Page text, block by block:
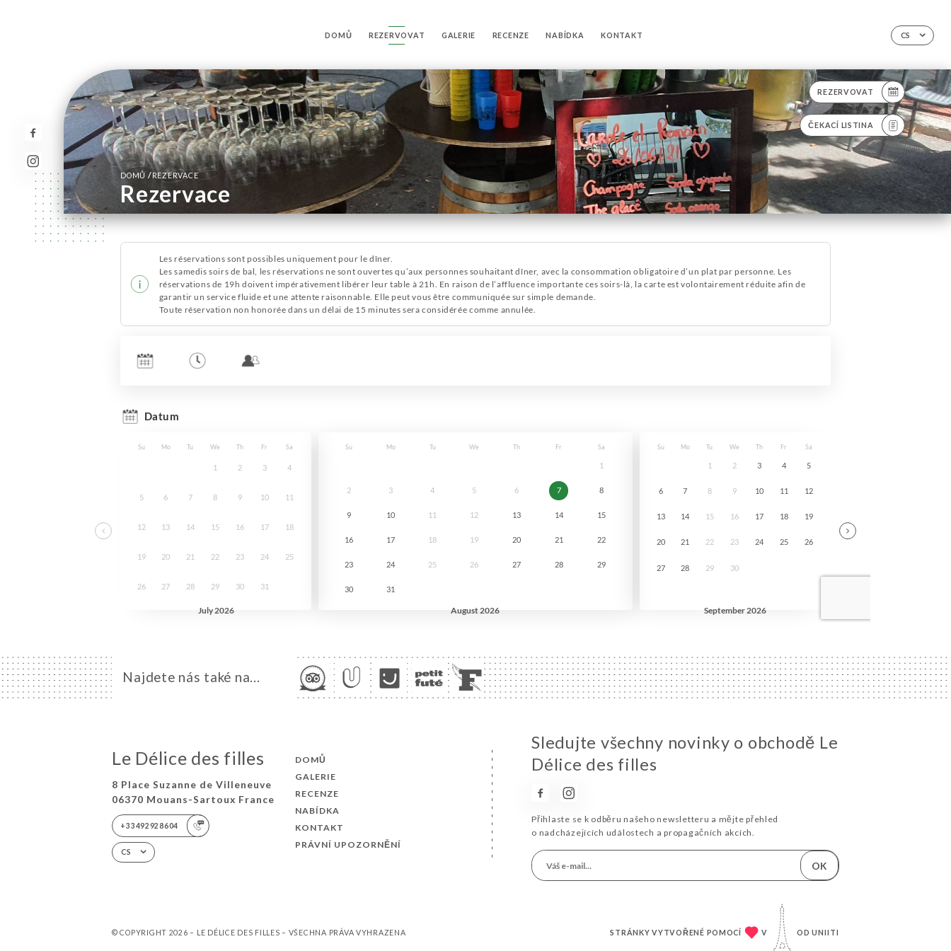
CS
DOMŮ REZERVOVAT GALERIE RECENZE NABÍDKA KONTAKT
REZERVOVAT
ČEKACÍ LISTINA
DOMŮ / REZERVACE
Rezervace
Najdete nás také na...
Le Délice des filles
8 Place Suzanne de Villeneuve
06370 Mouans-Sartoux France
+33492928604
CS
DOMŮ
GALERIE
RECENZE
NABÍDKA
KONTAKT
PRÁVNÍ UPOZORNĚNÍ
Sledujte všechny novinky o obchodě Le
Délice des filles
Přihlaste se k odběru našeho newsletteru a mějte přehled
o nadcházejících událostech a propagačních akcích.
OK
© COPYRIGHT 2026 – LE DÉLICE DES FILLES – VŠECHNA PRÁVA VYHRAZENA STRÁNKY VYTVOŘENÉ POMOCÍ V ODUNIITI